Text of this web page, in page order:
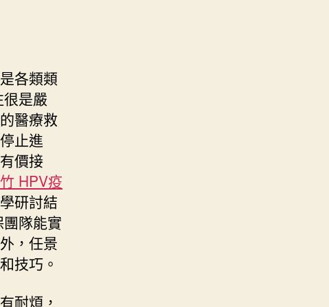
各類類
是嚴
醫療救
止進
價接
HPV疫
研討結
團隊能實
，任景
技巧。
耐煩，